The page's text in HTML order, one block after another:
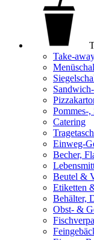
Take-
Pommes-,
Catering
Einweg-
Becher,
Beutel &
Etiketten
Behälter,
Obst- &